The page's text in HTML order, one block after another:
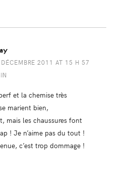
2011 AT 15 H 57
et la chemise très
marient bien,
mais les chaussures font
! Je n’aime pas du tout !
c’est trop dommage !